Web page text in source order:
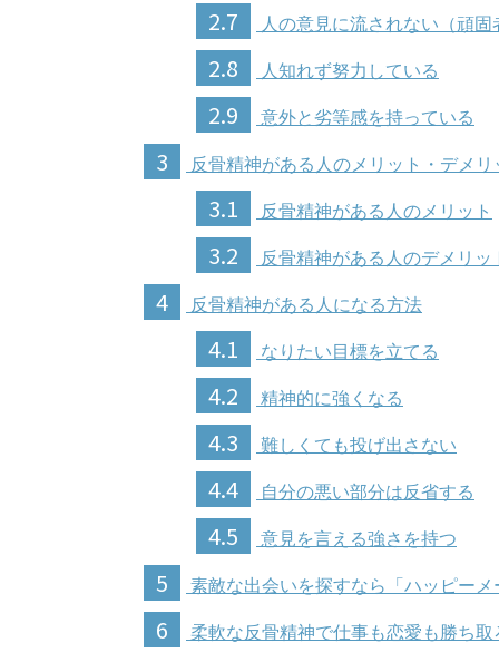
2.7 人の意見に流されない（頑固
2.8 人知れず努力している
2.9 意外と劣等感を持っている
3 反骨精神がある人のメリット・デメリ
3.1 反骨精神がある人のメリット
3.2 反骨精神がある人のデメリッ
4 反骨精神がある人になる方法
4.1 なりたい目標を立てる
4.2 精神的に強くなる
4.3 難しくても投げ出さない
4.4 自分の悪い部分は反省する
4.5 意見を言える強さを持つ
5 素敵な出会いを探すなら「ハッピーメ
6 柔軟な反骨精神で仕事も恋愛も勝ち取